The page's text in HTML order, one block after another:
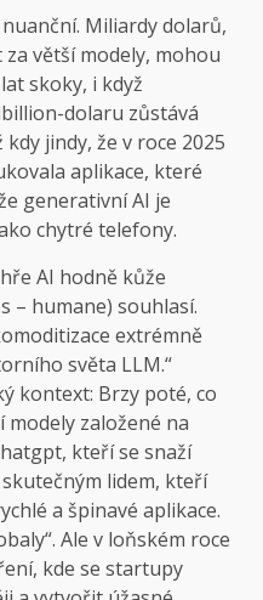
Miliardy dolarů,
větší modely, mohou
skoky, i když
dolaru zůstává
jindy, že v roce 2025
aplikace, které
generativní AI je
chytré telefony.
AI hodně kůže
– humane) souhlasí.
extrémně
světa LLM.“
kontext: Brzy poté, co
modely založené na
kteří se snaží
lidem, kteří
a špinavé aplikace.
Ale v loňském roce
kde se startupy